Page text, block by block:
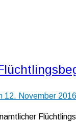
12. November 2016